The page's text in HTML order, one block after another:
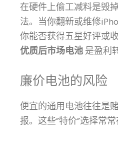
在硬件上偷工减料是毁
法。当你翻新或维修
你能否获得五星好评或
优质后市场电池是盈利
廉价电池的风险
便宜的通用电池往往是
报。这些”特价”选择常常